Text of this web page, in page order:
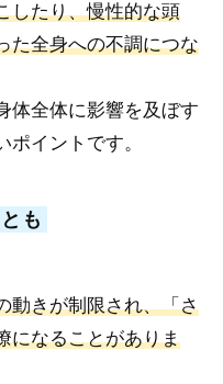
したり、慢性的な頭
た全身への不調につな
体全体に影響を及ぼす
イントです。
も
動きが制限され、「さ
になることがありま